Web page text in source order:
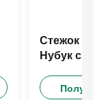
Стежок
Нубук